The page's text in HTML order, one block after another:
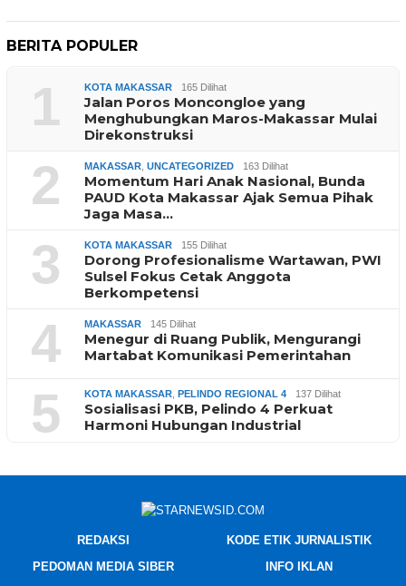
BERITA POPULER
1 KOTA MAKASSAR 165 Dilihat
Jalan Poros Moncongloe yang
Menghubungkan Maros-Makassar Mulai
Direkonstruksi
2 MAKASSAR UNCATEGORIZED 163 Dilihat
Momentum Hari Anak Nasional, Bunda
PAUD Kota Makassar Ajak Semua Pihak
Jaga Masa…
3 KOTA MAKASSAR 155 Dilihat
Dorong Profesionalisme Wartawan, PWI
Sulsel Fokus Cetak Anggota
Berkompetensi
4 MAKASSAR 145 Dilihat
Menegur di Ruang Publik, Mengurangi
Martabat Komunikasi Pemerintahan
5 KOTA MAKASSAR PELINDO REGIONAL 4 137 Dilihat
Sosialisasi PKB, Pelindo 4 Perkuat
Harmoni Hubungan Industrial
REDAKSI
KODE ETIK JURNALISTIK
PEDOMAN MEDIA SIBER
INFO IKLAN